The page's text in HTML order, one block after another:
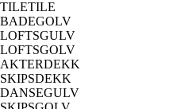
TILETILE
BADEGOLV
LOFTSGULV
LOFTSGOLV
AKTERDEKK
SKIPSDEKK
DANSEGULV